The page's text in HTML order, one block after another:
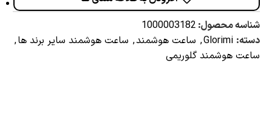
شناسه محصول: 1000003182
دسته: Glorimi
, ساعت هوشمند, ساعت هوشمند سایر برند ها,
ساعت هوشمند گلوریمی